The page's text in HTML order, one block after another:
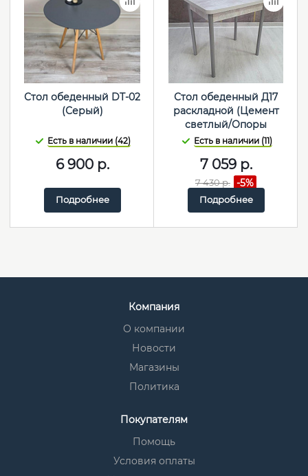
Стол обеденный DT-02
(Серый)
Есть в наличии (42)
6 900р.
Подробнее
Стол обеденный Д17
раскладной (Цемент
светлый/Опоры
металлик)
Есть в наличии (11)
7 059р.
7 430р. -5%
Подробнее
Компания
О компании
Новости
Магазины
Политика
Покупателям
Помощь
Условия оплаты